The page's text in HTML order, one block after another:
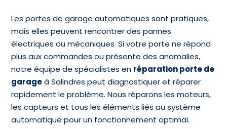
Les portes de garage automatiques sont pratiques,
mais elles peuvent rencontrer des pannes
électriques ou mécaniques. Si votre porte ne répond
plus aux commandes ou présente des anomalies,
notre équipe de spécialistes en réparation porte de
garageà Salindres peut diagnostiquer et réparer
rapidement le problème. Nous réparons les moteurs,
les capteurs et tous les éléments liés au système
automatique pour un fonctionnement optimal.